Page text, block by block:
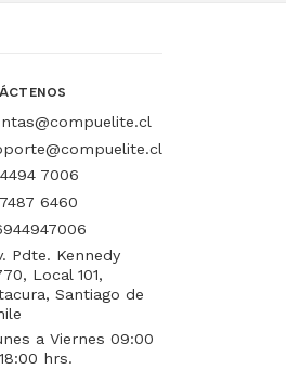
7006
6460
Pdte. Kennedy
Local 101,
Santiago de
a Viernes 09:00
hrs.